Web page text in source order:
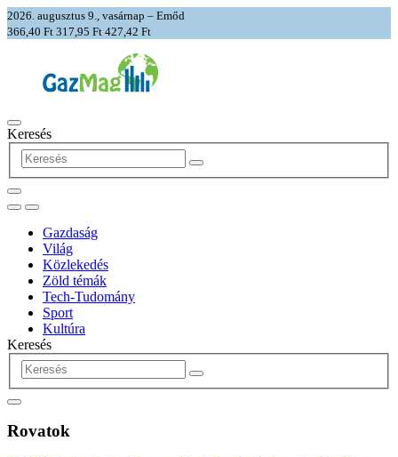
2026. augusztus 9., vasárnap – Emőd
366,40 Ft 317,95 Ft 427,42 Ft
Keresés
Gazdaság
Világ
Közlekedés
Zöld témák
Tech-Tudomány
Sport
Kultúra
Keresés
Rovatok